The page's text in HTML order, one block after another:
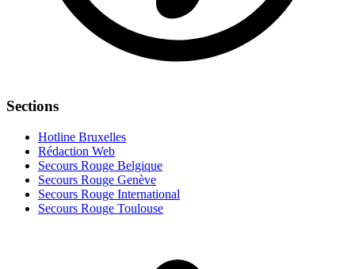
Sections
Hotline Bruxelles
Rédaction Web
Secours Rouge Belgique
Secours Rouge Genève
Secours Rouge International
Secours Rouge Toulouse